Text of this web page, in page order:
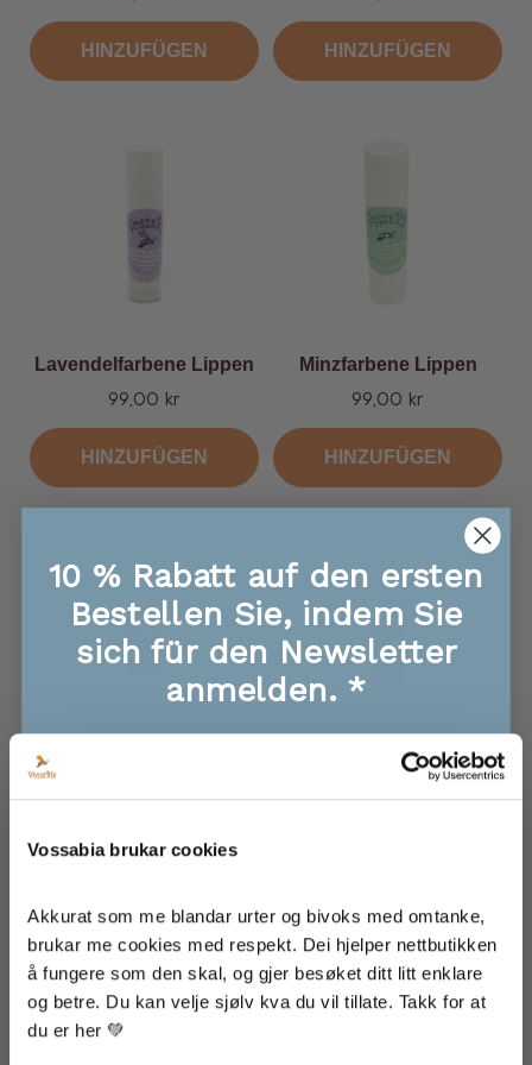
Vossabia brukar cookies
Akkurat som me blandar urter og bivoks med omtanke,
brukar me cookies med respekt. Dei hjelper nettbutikken
å fungere som den skal, og gjer besøket ditt litt enklare
og betre. Du kan velje sjølv kva du vil tillate. Takk for at
du er her 💚
HINZUFÜGEN HINZUFÜGEN
Lavendelfarbene Lippen
Angebot
99,00 kr
HINZUFÜGEN
Minzfarbene Lippen
Angebot
99,00 kr
HINZUFÜGEN
HINZUFÜGEN
Ylvas Lippen
SPAREN SIE 105,00 KR SPAREN SIE AB 44,00 KR
10 % Rabatt auf den ersten
Bestellen Sie, indem Sie
sich für den Newsletter
anmelden. *
Produkten
🐝 Sichere dir als Erster die Giveaways!
und Haare
Ich bin damit einverstanden, dass meine Daten
zum Erhalt von Newslettern von Vossabia
gespeichert werden.